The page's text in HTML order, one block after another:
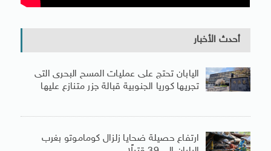
أحدث الأخبار
اليابان تحتج على عمليات المسح البحرى التى
تجريها كوريا الجنوبية قبالة جزر متنازع عليها
ارتفاع حصيلة ضحايا زلزال كوماموتو بغرب